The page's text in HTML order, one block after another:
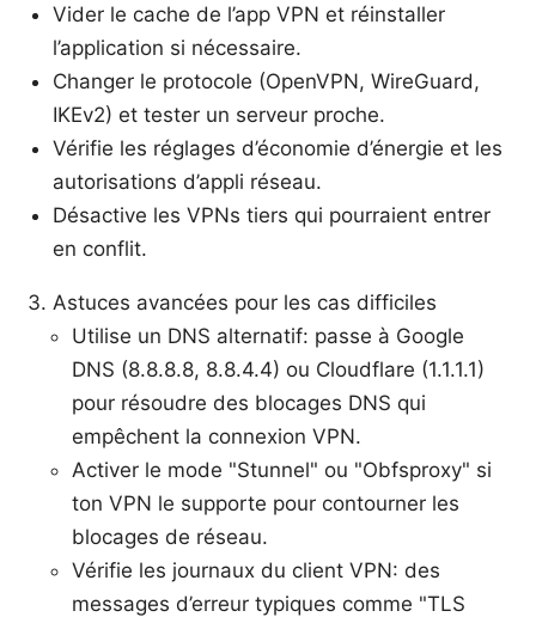
Vider le cache de l’app VPN et réinstaller
l’application si nécessaire.
Changer le protocole (OpenVPN, WireGuard,
IKEv2) et tester un serveur proche.
Vérifie les réglages d’économie d’énergie et les
autorisations d’appli réseau.
Désactive les VPNs tiers qui pourraient entrer
en conflit.
Astuces avancées pour les cas difficiles
Utilise un DNS alternatif: passe à Google
DNS (8.8.8.8, 8.8.4.4) ou Cloudflare (1.1.1.1)
pour résoudre des blocages DNS qui
empêchent la connexion VPN.
Activer le mode "Stunnel" ou "Obfsproxy" si
ton VPN le supporte pour contourner les
blocages de réseau.
Vérifie les journaux du client VPN: des
messages d’erreur typiques comme "TLS